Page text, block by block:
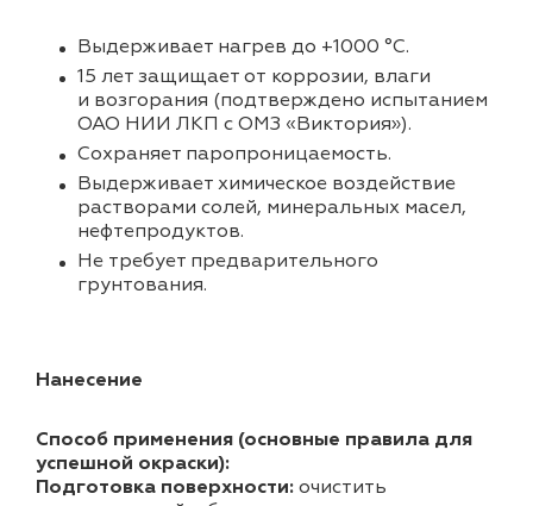
Выдерживает нагрев до +1000 °C.
15 лет защищает от коррозии, влаги
и возгорания (подтверждено испытанием
ОАО НИИ ЛКП с ОМЗ «Виктория»).
Cохраняет паропроницаемость.
Выдерживает химическое воздействие
растворами солей, минеральных масел,
нефтепродуктов.
Не требует предварительного
грунтования.
Нанесение
Способ применения (основные правила для
успешной окраски):
Подготовка поверхности: очистить